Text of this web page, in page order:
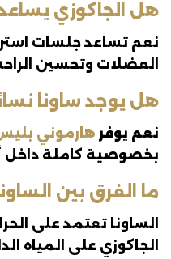
هل الجاكوزي
نعم تساعد جلسات
العضلات وتحسين
هل يوجد ساونا
نعم يوفر هارموني
بخصوصية كاملة داخل
ما الفرق بين
الساونا تعتمد على
الجاكوزي على المياه